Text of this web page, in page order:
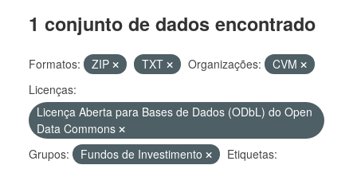
1 conjunto de dados encontrado
Formatos: ZIP TXT Organizações:
CVM
Licenças:
Licença Aberta para Bases de Dados (ODbL) do Open
Data Commons
Grupos:
Fundos de Investimento
Etiquetas: